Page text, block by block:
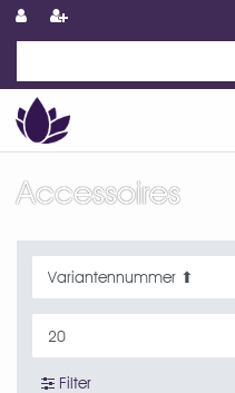
Accessoires
Filter